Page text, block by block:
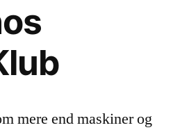
mere end maskiner og